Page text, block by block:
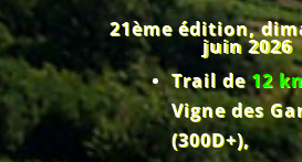
21ème édition,
juin 2026
Trail de12
Vigne des
(300D+),